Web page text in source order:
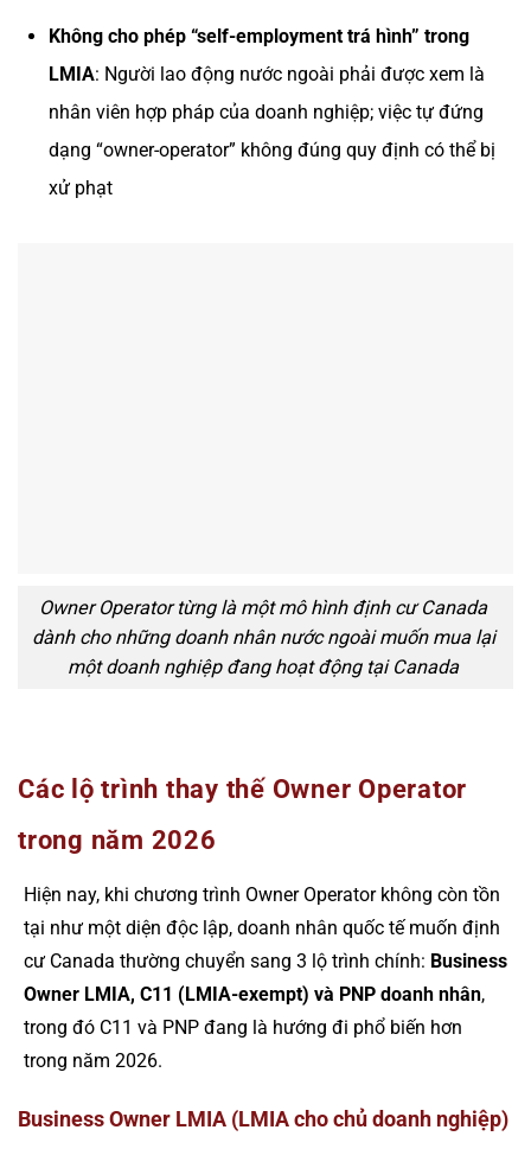
Không cho phép “self-employment trá hình” trong
LMIA: Người lao động nước ngoài phải được xem là
nhân viên hợp pháp của doanh nghiệp; việc tự đứng
dạng “owner-operator” không đúng quy định có thể bị
xử phạt
Owner Operator từng là một mô hình định cư Canada
dành cho những doanh nhân nước ngoài muốn mua lại
một doanh nghiệp đang hoạt động tại Canada
Các lộ trình thay thế Owner Operator
trong năm 2026
Hiện nay, khi chương trình Owner Operator không còn tồn
tại như một diện độc lập, doanh nhân quốc tế muốn định
cư Canada thường chuyển sang 3 lộ trình chính: Business
Owner LMIA, C11 (LMIA-exempt) và PNP doanh nhân,
trong đó C11 và PNP đang là hướng đi phổ biến hơn
trong năm 2026.
Business Owner LMIA (LMIA cho chủ doanh nghiệp)